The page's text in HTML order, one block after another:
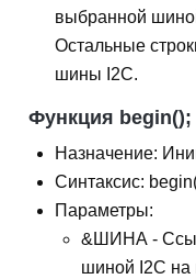
выбранной
Остальные
шины I2C.
Функция begin();
Назначение:
Синтаксис:
Параметры:
&ШИНА -
шиной I2C на